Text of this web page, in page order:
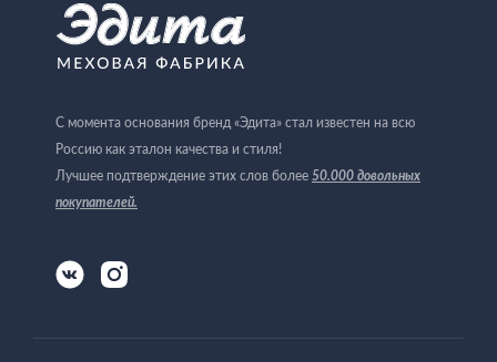
С момента основания бренд «Эдита» стал известен на всю
Россию как эталон качества и стиля!
Лучшее подтверждение этих слов более 50.000 довольных
покупателей.